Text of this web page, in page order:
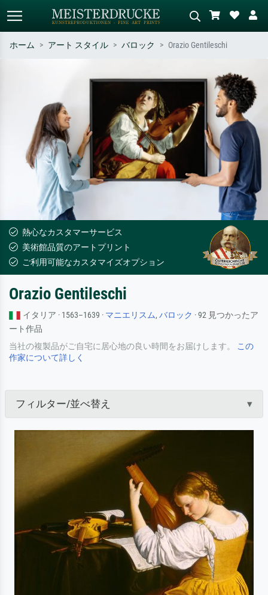
– 例：モネ、星月夜、印象派、北
斎の波、ヌード。
シーンを説明してください – 例：
緑の草原、赤の多い抽象画、暗い
油絵、木のそばの立ち姿のヌー
ド。
ホーム アート スタイル バロック Orazio Gentileschi
熱心なカスタマーサービス
美術館品質のアートプリント
ご利用可能なカスタマイズオプション
Orazio Gentileschi
イタリア · 1563–1639 · マニエリスム,バロック · 92 見つかったア
ート作品
当社の複製品がご自宅に居心地の良い時間をお届けします。
この
作家について詳しく
フィルター/並べ替え